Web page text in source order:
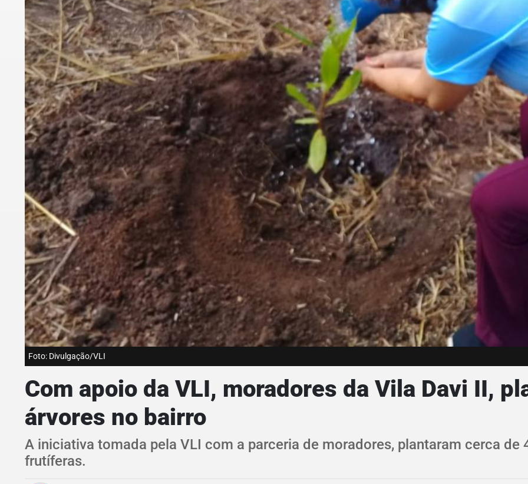
Foto: Divulgação/VLI
Com apoio da VLI, moradores da Vila Davi II,
árvores no bairro
A iniciativa tomada pela VLI com a parceria de moradores, plantaram cerca de
frutíferas.